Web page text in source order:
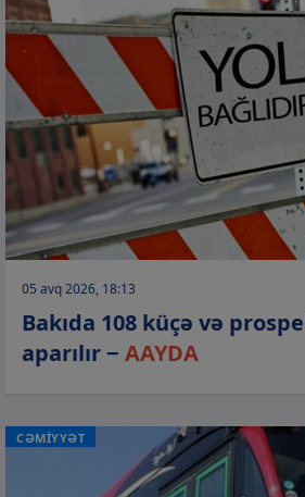
05 avq 2026, 18:13
Bakıda 108 küçə və
aparılır − AAYDA
CƏMİYYƏT